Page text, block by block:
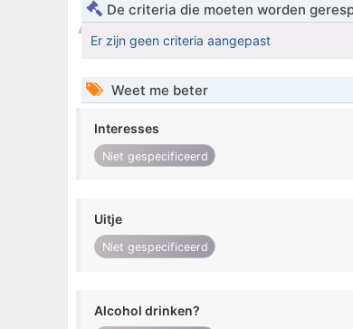
De criteria die moeten worden
Er zijn geen criteria aangepast
Weet me beter
Interesses
Niet gespecificeerd
Uitje
Niet gespecificeerd
Alcohol drinken?